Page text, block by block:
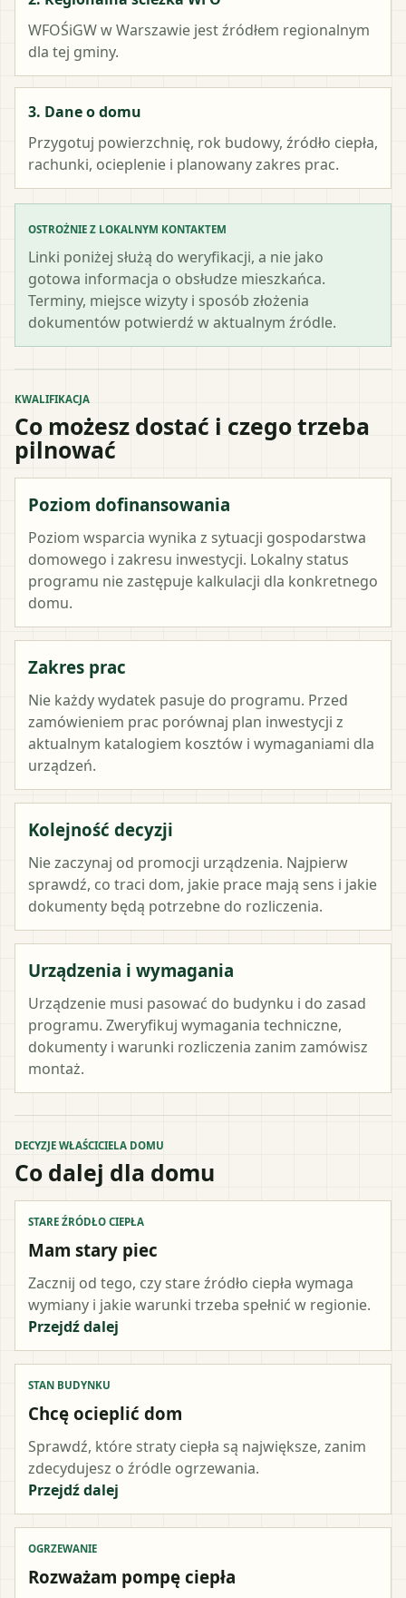
WFOŚiGW w Warszawie jest źródłem regionalnym
dla tej gminy.
3. Dane o domu
Przygotuj powierzchnię, rok budowy, źródło ciepła,
rachunki, ocieplenie i planowany zakres prac.
OSTROŻNIE Z LOKALNYM KONTAKTEM
Linki poniżej służą do weryfikacji, a nie jako
gotowa informacja o obsłudze mieszkańca.
Terminy, miejsce wizyty i sposób złożenia
dokumentów potwierdź w aktualnym źródle.
KWALIFIKACJA
Co możesz dostać i czego trzeba
pilnować
Poziom dofinansowania
Poziom wsparcia wynika z sytuacji gospodarstwa
domowego i zakresu inwestycji. Lokalny status
programu nie zastępuje kalkulacji dla konkretnego
domu.
Zakres prac
Nie każdy wydatek pasuje do programu. Przed
zamówieniem prac porównaj plan inwestycji z
aktualnym katalogiem kosztów i wymaganiami dla
urządzeń.
Kolejność decyzji
Nie zaczynaj od promocji urządzenia. Najpierw
sprawdź, co traci dom, jakie prace mają sens i jakie
dokumenty będą potrzebne do rozliczenia.
Urządzenia i wymagania
Urządzenie musi pasować do budynku i do zasad
programu. Zweryfikuj wymagania techniczne,
dokumenty i warunki rozliczenia zanim zamówisz
montaż.
DECYZJE WŁAŚCICIELA DOMU
Co dalej dla domu
STARE ŹRÓDŁO CIEPŁA
Mam stary piec
Zacznij od tego, czy stare źródło ciepła wymaga
wymiany i jakie warunki trzeba spełnić w regionie.
Przejdź dalej
STAN BUDYNKU
Chcę ocieplić dom
Sprawdź, które straty ciepła są największe, zanim
zdecydujesz o źródle ogrzewania.
Przejdź dalej
OGRZEWANIE
Rozważam pompę ciepła